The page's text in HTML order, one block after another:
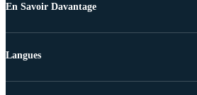
En Savoir Davantage
Langues